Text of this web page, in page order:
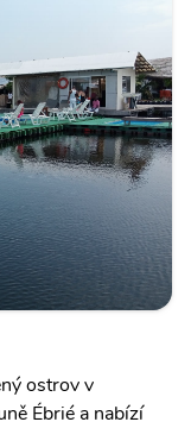
ostrov v
Ébrié a nabízí